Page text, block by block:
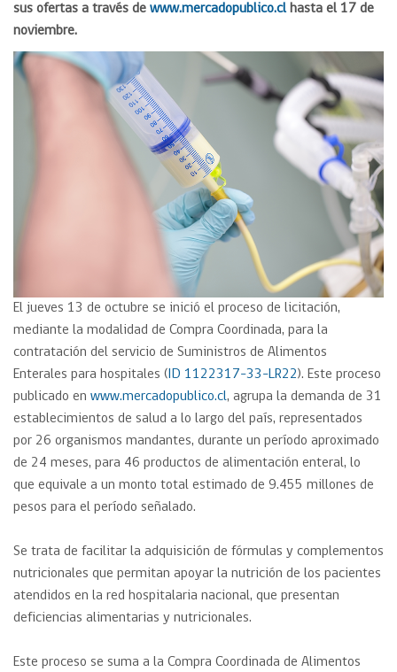
sus ofertas a través de www.mercadopublico.cl hasta el 17 de
noviembre.
El jueves 13 de octubre se inició el proceso de licitación,
mediante la modalidad de Compra Coordinada, para la
contratación del servicio de Suministros de Alimentos
Enterales para hospitales (ID 1122317-33-LR22). Este proceso
publicado en www.mercadopublico.cl, agrupa la demanda de 31
establecimientos de salud a lo largo del país, representados
por 26 organismos mandantes, durante un período aproximado
de 24 meses, para 46 productos de alimentación enteral, lo
que equivale a un monto total estimado de 9.455 millones de
pesos para el período señalado.
Se trata de facilitar la adquisición de fórmulas y complementos
nutricionales que permitan apoyar la nutrición de los pacientes
atendidos en la red hospitalaria nacional, que presentan
deficiencias alimentarias y nutricionales.
Este proceso se suma a la Compra Coordinada de Alimentos